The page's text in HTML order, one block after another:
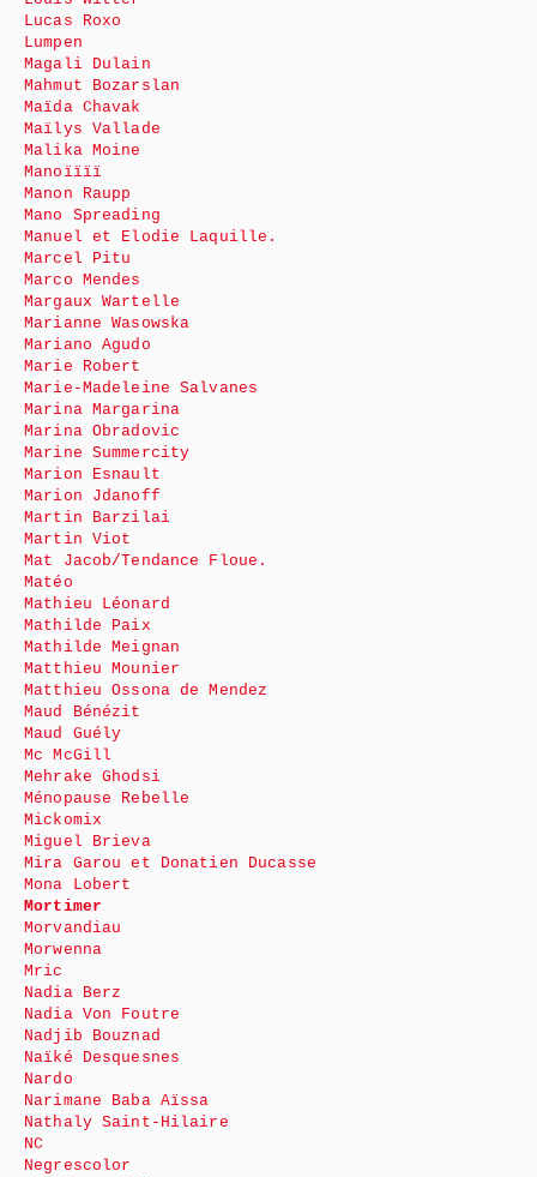
Lucas Roxo
Lumpen
Magali Dulain
Mahmut Bozarslan
Maïda Chavak
Maïlys Vallade
Malika Moine
Manoïïïï
Manon Raupp
Mano Spreading
Manuel et Elodie Laquille.
Marcel Pitu
Marco Mendes
Margaux Wartelle
Marianne Wasowska
Mariano Agudo
Marie Robert
Marie-Madeleine Salvanes
Marina Margarina
Marina Obradovic
Marine Summercity
Marion Esnault
Marion Jdanoff
Martin Barzilai
Martin Viot
Mat Jacob/Tendance Floue.
Matéo
Mathieu Léonard
Mathilde Paix
Mathilde Meignan
Matthieu Mounier
Matthieu Ossona de Mendez
Maud Bénézit
Maud Guély
Mc McGill
Mehrake Ghodsi
Ménopause Rebelle
Mickomix
Miguel Brieva
Mira Garou et Donatien Ducasse
Mona Lobert
Mortimer
Morvandiau
Morwenna
Mric
Nadia Berz
Nadia Von Foutre
Nadjib Bouznad
Naïké Desquesnes
Nardo
Narimane Baba Aïssa
Nathaly Saint-Hilaire
NC
Negrescolor